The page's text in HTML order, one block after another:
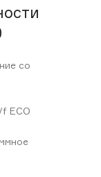
со
ECO